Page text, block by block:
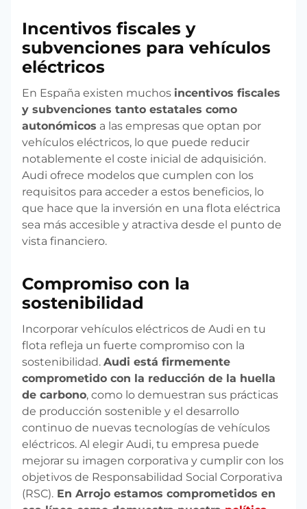
Incentivos fiscales y
subvenciones para vehículos
eléctricos
En España existen muchos incentivos fiscales
y subvenciones tanto estatales como
autonómicos a las empresas que optan por
vehículos eléctricos, lo que puede reducir
notablemente el coste inicial de adquisición.
Audi ofrece modelos que cumplen con los
requisitos para acceder a estos beneficios, lo
que hace que la inversión en una flota eléctrica
sea más accesible y atractiva desde el punto de
vista financiero.
Compromiso con la
sostenibilidad
Incorporar vehículos eléctricos de Audi en tu
flota refleja un fuerte compromiso con la
sostenibilidad. Audi está firmemente
comprometido con la reducción de la huella
de carbono, como lo demuestran sus prácticas
de producción sostenible y el desarrollo
continuo de nuevas tecnologías de vehículos
eléctricos. Al elegir Audi, tu empresa puede
mejorar su imagen corporativa y cumplir con los
objetivos de Responsabilidad Social Corporativa
(RSC). En Arrojo estamos comprometidos en